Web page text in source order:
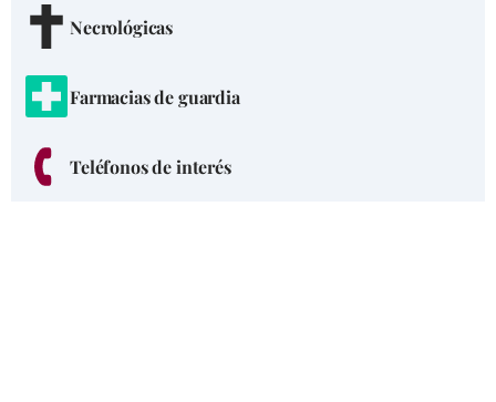
Necrológicas
Farmacias de guardia
Teléfonos de interés